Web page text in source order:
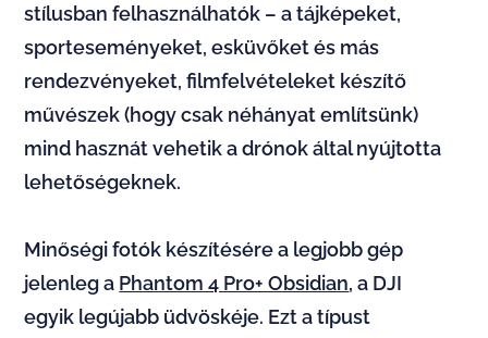
stílusban felhasználhatók – a tájképeket,
sporteseményeket, esküvőket és más
rendezvényeket, filmfelvételeket készítő
művészek (hogy csak néhányat említsünk)
mind hasznát vehetik a drónok által nyújtotta
lehetőségeknek.
Minőségi fotók készítésére a legjobb gép
jelenleg a Phantom 4 Pro+ Obsidian, a DJI
egyik legújabb üdvöskéje. Ezt a típust